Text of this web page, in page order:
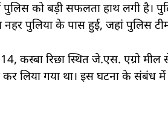
को बड़ी सफलता हाथ लगी है।
नहर पुलिया के पास हुई, जहां पुलिस
कस्बा रिछा स्थित जे.एस. एग्रो
कर लिया गया था। इस घटना के संबंध